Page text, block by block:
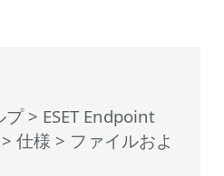
プ> ESET Endpoint
> 仕様 > ファイルおよ